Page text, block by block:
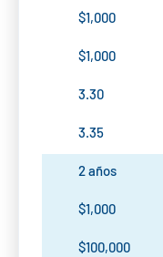
$1,000
$1,000
3.30
3.35
2 años
$1,000
$100,000